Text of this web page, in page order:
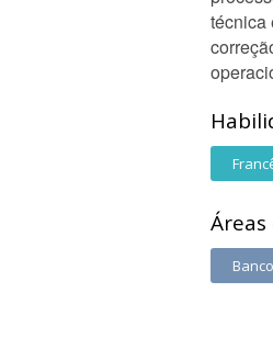
técnica